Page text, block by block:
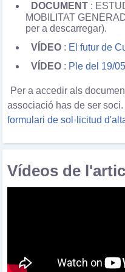
DOCUMENT :
MOBILITAT
per a descarregar).
VÍDEO : El futur de
VÍDEO : Ple del 19/
Per a accedir als
associació has de ser
formulari de sol·licitud
Vídeos de